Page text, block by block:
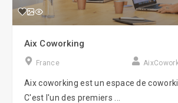
Aix Coworking
France
Aix coworking est un espace de
C'est l'un des premiers ...